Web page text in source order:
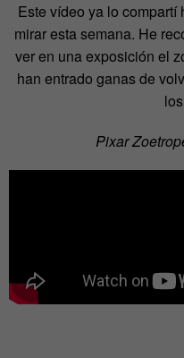
Este vídeo ya lo
mirar esta semana. He
ver en una exposición el
han entrado ganas de
Pixar